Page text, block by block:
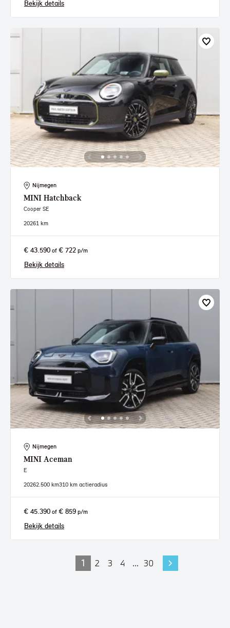
Bekijk details
Nijmegen
MINI Hatchback
Cooper SE
20261 km
€ 43.590 of € 722 p/m
Bekijk details
Nijmegen
MINI Aceman
E
20262.500 km310 km actieradius
€ 45.390 of € 859 p/m
Bekijk details
1 2 3 4 ... 30